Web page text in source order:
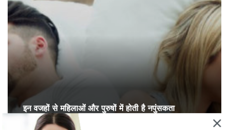
इन वजहों से महिलाओं और पुरुषों में होती है नपुंसकता